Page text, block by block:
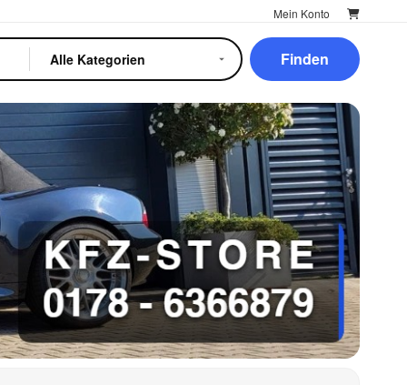
Mein Konto
Finden